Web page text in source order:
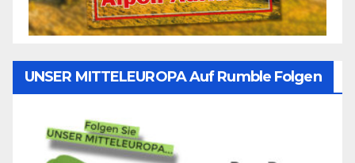
UNSER MITTELEUROPA Auf Rumble Folgen